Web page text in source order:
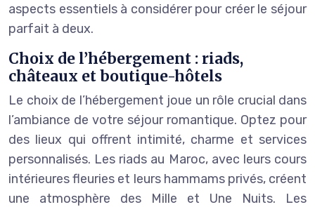
aspects essentiels à considérer pour créer le séjour
parfait à deux.
Choix de l’hébergement : riads,
châteaux et boutique-hôtels
Le choix de l’hébergement joue un rôle crucial dans
l’ambiance de votre séjour romantique. Optez pour
des lieux qui offrent intimité, charme et services
personnalisés. Les riads au Maroc, avec leurs cours
intérieures fleuries et leurs hammams privés, créent
une atmosphère des Mille et Une Nuits. Les